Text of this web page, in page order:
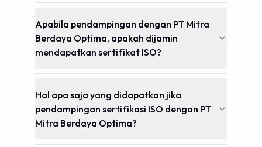
Apabila pendampingan dengan PT Mitra
Berdaya Optima, apakah dijamin
mendapatkan sertifikat ISO?
Hal apa saja yang didapatkan jika
pendampingan sertifikasi ISO dengan PT
Mitra Berdaya Optima?